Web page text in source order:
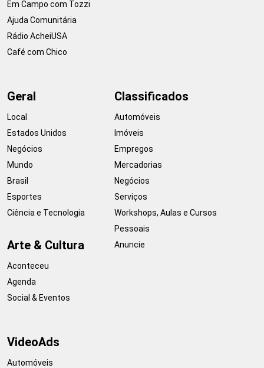
Em Campo com Tozzi
Ajuda Comunitária
Rádio AcheiUSA
Café com Chico
Geral
Local
Estados Unidos
Negócios
Mundo
Brasil
Esportes
Ciência e Tecnologia
Arte & Cultura
Aconteceu
Agenda
Social & Eventos
Classificados
Automóveis
Imóveis
Empregos
Mercadorias
Negócios
Serviços
Workshops, Aulas e Cursos
Pessoais
Anuncie
VideoAds
Automóveis